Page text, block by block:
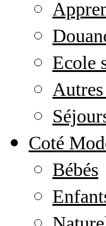
Ecole
Coté
Bébés